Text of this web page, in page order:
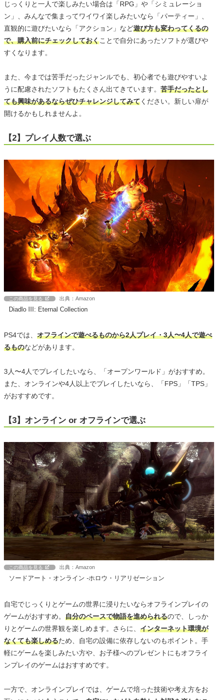
じっくりと一人で楽しみたい場合は「RPG」や「シミュレーショ
ン」、みんなで集まってワイワイ楽しみたいなら「パーティー」、
直観的に遊びたいなら「アクション」など遊び方も変わってくるの
で、購入前にチェックしておくことで自分にあったソフトが選びや
すくなります。
また、今までは苦手だったジャンルでも、初心者でも遊びやすいよ
うに配慮されたソフトもたくさん出てきています。 苦手だったとし
ても興味があるならぜひチャレンジしてみてください。新しい扉が
開けるかもしれませんよ。
【2】プレイ人数で選ぶ
この商品を見る 出典：Amazon
Diadlo III: Eternal Collection
PS4では、 オフラインで遊べるものから2人プレイ・3人〜4人で遊べ
るものなどがあります。
3人〜4人でプレイしたいなら、「オープンワールド」がおすすめ。
また、オンラインや4人以上でプレイしたいなら、「FPS」「TPS」
がおすすめです。
【3】オンライン or オフラインで選ぶ
この商品を見る 出典：Amazon
ソードアート・オンライン -ホロウ・リアリゼーション
自宅でじっくりとゲームの世界に浸りたいならオフラインプレイの
ゲームがおすすめ。 自分のペースで物語を進められるので、しっか
りとゲームの世界観を楽しめます。さらに、 インターネット環境が
なくても楽しめるため、自宅の設備に依存しないのもポイント。手
軽にゲームを楽しみたい方や、お子様へのプレゼントにもオフライ
ンプレイのゲームはおすすめです。
一方で、オンラインプレイでは、ゲームで培った技術や考え方をお